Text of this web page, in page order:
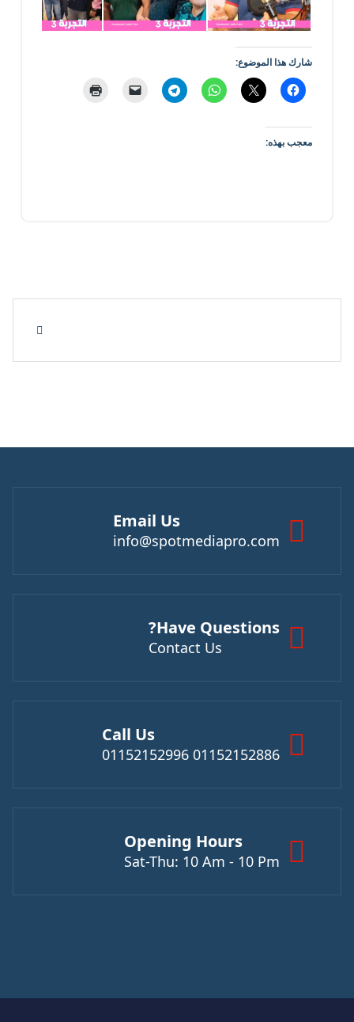
شارك هذا الموضوع:
معجب بهذه:
Email Us
info@spotmediapro.com
Have Questions?
Contact Us
Call Us
01152152886 01152152996
Opening Hours
Sat-Thu: 10 Am - 10 Pm